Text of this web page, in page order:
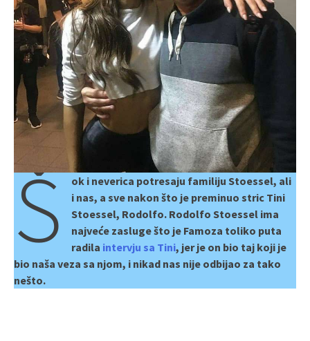
Š
ok i neverica potresaju familiju Stoessel, ali
i nas, a sve nakon što je preminuo stric Tini
Stoessel, Rodolfo. Rodolfo Stoessel ima
najveće zasluge što je Famoza toliko puta
radila intervju sa Tini, jer je on bio taj koji je
bio naša veza sa njom, i nikad nas nije odbijao za tako
nešto.